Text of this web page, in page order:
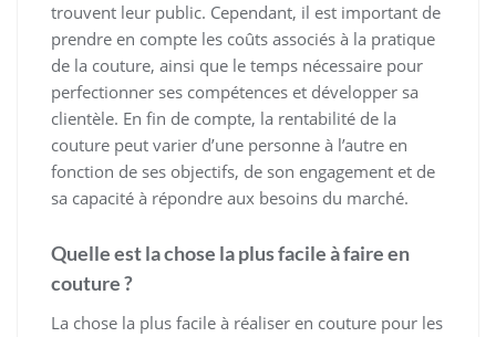
trouvent leur public. Cependant, il est important de
prendre en compte les coûts associés à la pratique
de la couture, ainsi que le temps nécessaire pour
perfectionner ses compétences et développer sa
clientèle. En fin de compte, la rentabilité de la
couture peut varier d’une personne à l’autre en
fonction de ses objectifs, de son engagement et de
sa capacité à répondre aux besoins du marché.
Quelle est la chose la plus facile à faire en
couture ?
La chose la plus facile à réaliser en couture pour les